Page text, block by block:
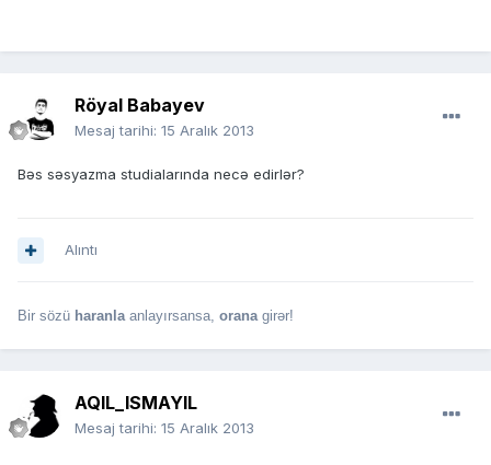
Röyal Babayev
Mesaj tarihi: 15 Aralık 2013
Bəs səsyazma studialarında necə edirlər?
Alıntı
Bir sözü haranla anlayırsansa, orana girər!
AQIL_ISMAYIL
Mesaj tarihi: 15 Aralık 2013